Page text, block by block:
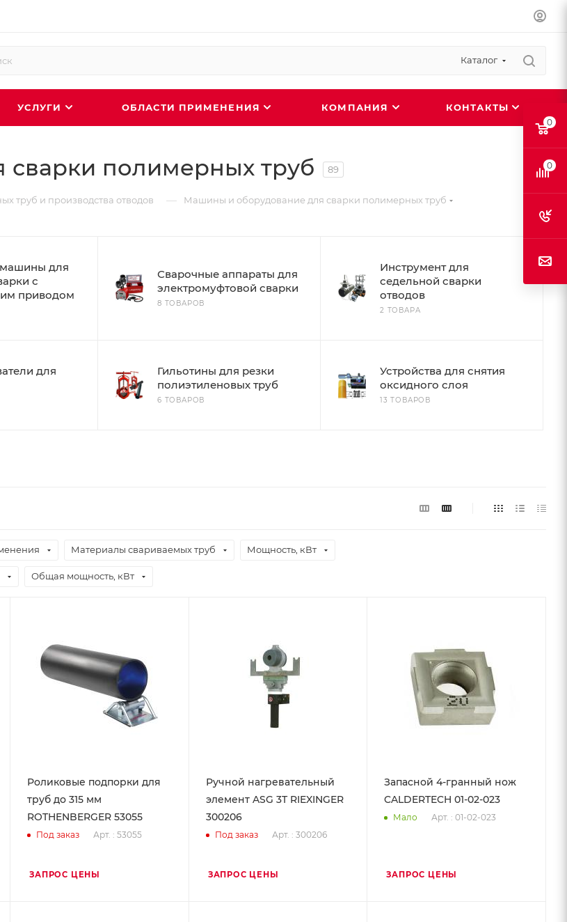
Каталог
УСЛУГИ ОБЛАСТИ ПРИМЕНЕНИЯ КОМПАНИЯ КОНТАКТЫ
полимерных труб 89
труб и производства отводов — Машины и оборудование для сварки полимерных труб
для
с
приводом
Сварочные аппараты для
электромуфтовой сварки
8 ТОВАРОВ
Инструмент для
седельной сварки
отводов
2 ТОВАРА
для
Гильотины для резки
полиэтиленовых труб
6 ТОВАРОВ
Устройства для снятия
оксидного слоя
13 ТОВАРОВ
Материалы свариваемых труб Мощность, кВт
Общая мощность, кВт
Роликовые подпорки для
труб до 315 мм
ROTHENBERGER 53055
Под заказ Арт. : 53055
ЗАПРОС ЦЕНЫ
Ручной нагревательный
элемент ASG 3T RIEXINGER
300206
Под заказ Арт. : 300206
ЗАПРОС ЦЕНЫ
Запасной 4-гранный нож
CALDERTECH 01-02-023
Мало Арт. : 01-02-023
ЗАПРОС ЦЕНЫ
0
0